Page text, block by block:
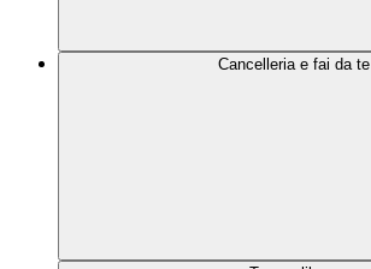
Cancelleria e fai da te